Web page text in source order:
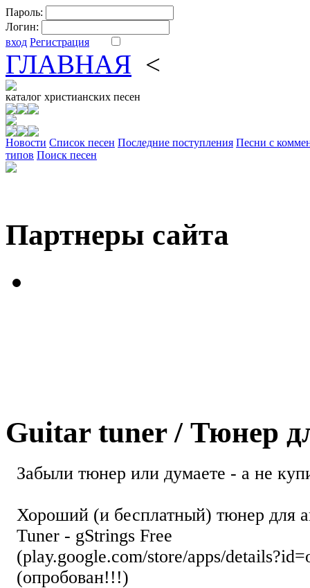
Пароль:
Логин:
вход Регистрация
ГЛАВНАЯ <
каталог христианских песен
Новости Cписок песен Последние поступления Песни с
типов Поиск песен
Партнеры сайта
Guitar tuner / Тюнер
Забыли тюнер или думаете - а не
Хороший (и бесплатный) тюнер для
Tuner - gStrings Free
(play.google.com/store/apps/
(опробован!!!)